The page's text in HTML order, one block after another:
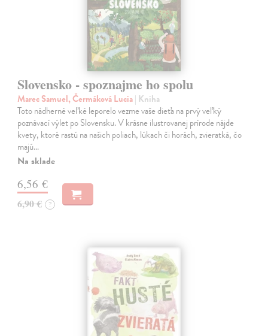
Slovensko - spoznajme ho spolu
Marec Samuel, Čermáková Lucia| Kniha
Toto nádherné veľké leporelo vezme vaše dieťa na prvý veľký
poznávací výlet po Slovensku. V krásne ilustrovanej prírode nájde
kvety, ktoré rastú na našich poliach, lúkach či horách, zvieratká, čo
majú…
Na sklade
6,56 €
6,90 € ?